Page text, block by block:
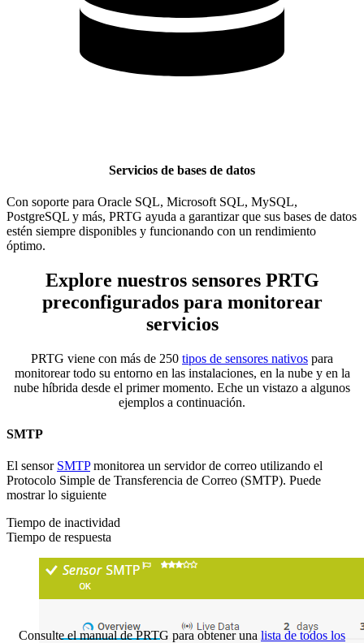
Servicios de bases de datos
Con soporte para Oracle SQL, Microsoft SQL, MySQL,
PostgreSQL y más, PRTG ayuda a garantizar que sus bases de datos
estén siempre disponibles y funcionando con un rendimiento
óptimo.
Explore nuestros sensores PRTG
preconfigurados para monitorear
servicios
PRTG viene con más de 250 tipos de sensores nativos para
monitorear todo su entorno en las instalaciones, en la nube y en la
nube híbrida desde el primer momento. Eche un vistazo a algunos
ejemplos a continuación.
SMTP
El sensor SMTPmonitorea un servidor de correo utilizando el
Protocolo Simple de Transferencia de Correo (SMTP). Puede
mostrar lo siguiente
Tiempo de inactividad
Tiempo de respuesta
Consulte el manual de PRTG para obtener una lista de todos los